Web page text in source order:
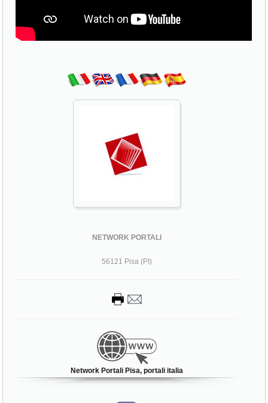
NETWORK PORTALI
56121 Pisa (PI)
Network Portali Pisa, portali italia